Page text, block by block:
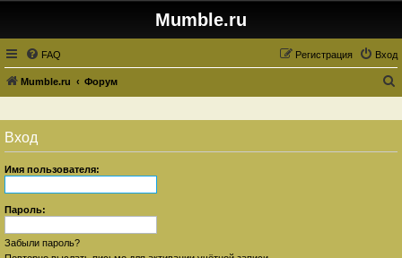
Mumble.ru
FAQ Вход
Регистрация
Mumble.ru Форум
и
Вход
Имя пользователя:
Пароль:
Забыли пароль?